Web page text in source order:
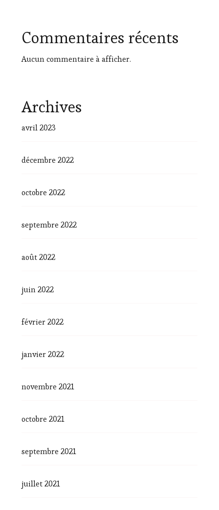
Commentaires récents
Aucun commentaire à afficher.
Archives
avril 2023
décembre 2022
octobre 2022
septembre 2022
août 2022
juin 2022
février 2022
janvier 2022
novembre 2021
octobre 2021
septembre 2021
juillet 2021